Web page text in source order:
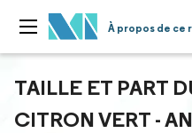
À propos de ce
TAILLE ET PART
CITRON VERT -